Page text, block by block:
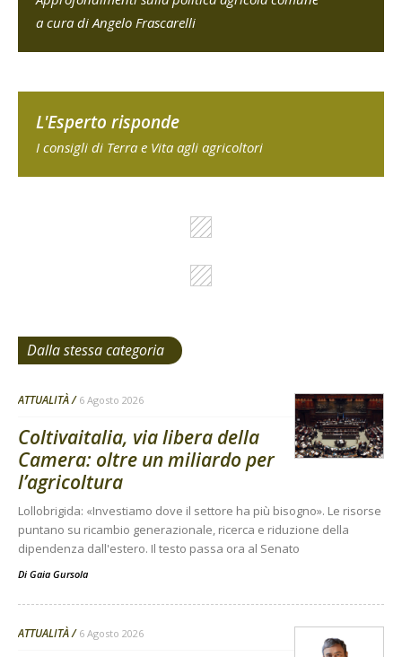
a cura di Angelo Frascarelli
L'Esperto risponde
I consigli di Terra e Vita agli agricoltori
Dalla stessa categoria
ATTUALITÀ 6 Agosto 2026
Coltivaitalia, via libera della
Camera: oltre un miliardo per
l’agricoltura
Lollobrigida: «Investiamo dove il settore ha più bisogno». Le risorse
puntano su ricambio generazionale, ricerca e riduzione della
dipendenza dall'estero. Il testo passa ora al Senato
Di Gaia Gursola
ATTUALITÀ 6 Agosto 2026